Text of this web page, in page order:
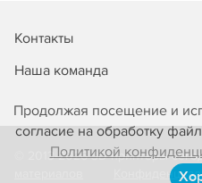
Продолжая посещение и
согласие на обработку
Политикой
Контакты
Наша команда
© 2013-2026 3D-принтеры